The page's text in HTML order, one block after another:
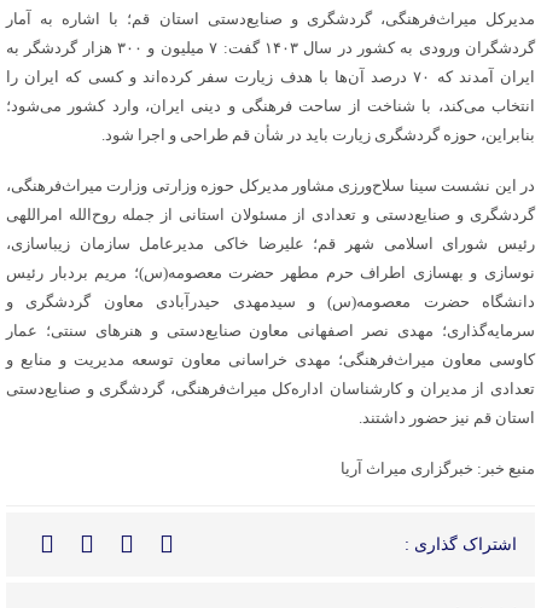
مدیرکل میراث‌فرهنگی، گردشگری و صنایع‌دستی استان قم؛ با اشاره به آمار
گردشگران ورودی به کشور در سال ۱۴۰۳ گفت: ۷ میلیون و ۳۰۰ هزار گردشگر به
ایران آمدند که ۷۰ درصد آن‌ها با هدف زیارت سفر کرده‌اند و کسی که ایران را
انتخاب می‌کند، با شناخت از ساحت فرهنگی و دینی ایران، وارد کشور می‌شود؛
بنابراین، حوزه گردشگری زیارت باید در شأن قم طراحی و اجرا شود.
در این نشست سینا سلاح‌ورزی مشاور مدیرکل حوزه وزارتی وزارت میراث‌فرهنگی،
گردشگری و صنایع‌دستی و تعدادی از مسئولان استانی از جمله روح‌الله امراللهی
رئیس شورای اسلامی شهر قم؛ علیرضا خاکی مدیرعامل سازمان زیباسازی،
نوسازی و بهسازی اطراف حرم مطهر حضرت معصومه(س)؛ مریم بردبار رئیس
دانشگاه حضرت معصومه(س) و سیدمهدی حیدرآبادی معاون گردشگری و
سرمایه‌گذاری؛ مهدی نصر اصفهانی معاون صنایع‌دستی و هنرهای سنتی؛ عمار
کاوسی معاون میراث‌فرهنگی؛ مهدی خراسانی معاون توسعه مدیریت و منابع و
تعدادی از مدیران و کارشناسان اداره‌کل میراث‌فرهنگی، گردشگری و صنایع‌دستی
استان قم نیز حضور داشتند.
منبع خبر: خبرگزاری میراث آریا
اشتراک گذاری :